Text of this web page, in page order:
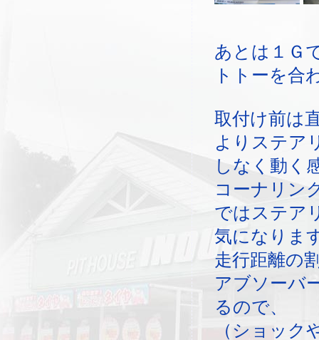
あとは１Ｇ
トトーを合
取付け前は
よりステア
しなく動く
コーナリン
ではステア
気になりま
走行距離の
アブソーバ
るので、
（ショック